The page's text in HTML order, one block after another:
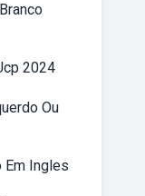
2024
Ou
Em Ingles